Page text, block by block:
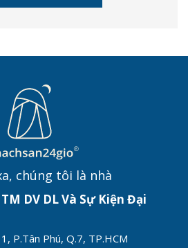
chúng tôi là nhà
DV DL Và Sự Kiện Đại
P.Tân Phú, Q.7, TP.HCM